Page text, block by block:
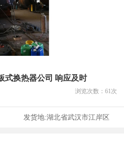
式换热器公司 响应及时
浏览次数： 61次
发货地:湖北省武汉市江岸区